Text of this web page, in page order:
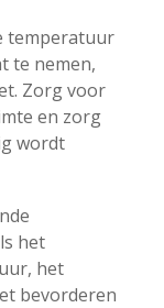
temperatuur
te nemen,
Zorg voor
en zorg
wordt
het
het
bevorderen